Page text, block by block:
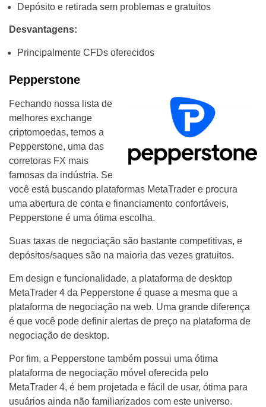
Depósito e retirada sem problemas e gratuitos
Desvantagens:
Principalmente CFDs oferecidos
Pepperstone
Fechando nossa lista de
melhores exchange
criptomoedas, temos a
Pepperstone, uma das
corretoras FX mais
famosas da indústria. Se
você está buscando plataformas MetaTrader e procura
uma abertura de conta e financiamento confortáveis,
Pepperstone é uma ótima escolha.
Suas taxas de negociação são bastante competitivas, e
depósitos/saques são na maioria das vezes gratuitos.
Em design e funcionalidade, a plataforma de desktop
MetaTrader 4 da Pepperstone é quase a mesma que a
plataforma de negociação na web. Uma grande diferença
é que você pode definir alertas de preço na plataforma de
negociação de desktop.
Por fim, a Pepperstone também possui uma ótima
plataforma de negociação móvel oferecida pelo
MetaTrader 4, é bem projetada e fácil de usar, ótima para
usuários ainda não familiarizados com este universo.